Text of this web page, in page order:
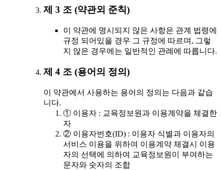
제 3 조 (약관외 준칙)
이 약관에 명시되지 않은 사항은 관계 법령에
규정 되어있을 경우 그 규정에 따르며, 그렇
지 않은 경우에는 일반적인 관례에 따릅니다.
제 4 조 (용어의 정의)
이 약관에서 사용하는 용어의 정의는 다음과 같습
니다.
① 이용자 : 교육정보원과 이용계약을 체결한
자
② 이용자번호(ID) : 이용자 식별과 이용자의
서비스 이용을 위하여 이용계약 체결시 이용
자의 선택에 의하여 교육정보원이 부여하는
문자와 숫자의 조합